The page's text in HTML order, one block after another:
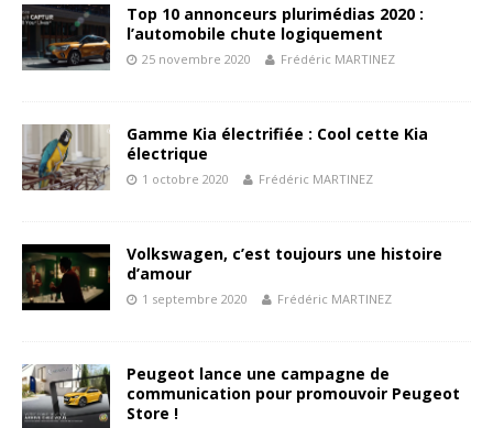
Top 10 annonceurs plurimédias 2020 :
l’automobile chute logiquement
25 novembre 2020 Frédéric MARTINEZ
Gamme Kia électrifiée : Cool cette Kia
électrique
1 octobre 2020 Frédéric MARTINEZ
Volkswagen, c’est toujours une histoire
d’amour
1 septembre 2020 Frédéric MARTINEZ
Peugeot lance une campagne de
communication pour promouvoir Peugeot
Store !